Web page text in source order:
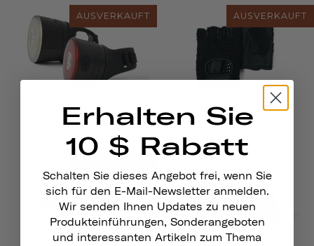
AUSVERKAUFT
Traveler 2.0 Magnetische
Fahrradbeleuchtung
AUSVERKAUFT
Fahrradhandschuhe
Erhalten Sie
10 $ Rabatt
Schalten Sie dieses Angebot frei, wenn Sie
sich für den E-Mail-Newsletter anmelden.
Wir senden Ihnen Updates zu neuen
Produkteinführungen, Sonderangeboten
und interessanten Artikeln zum Thema